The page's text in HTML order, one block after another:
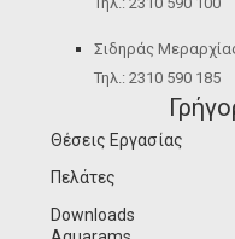
Σιδηράς
Τηλ.: 2310 590 185
Θέσεις Εργασίας
Πελάτες
Downloads